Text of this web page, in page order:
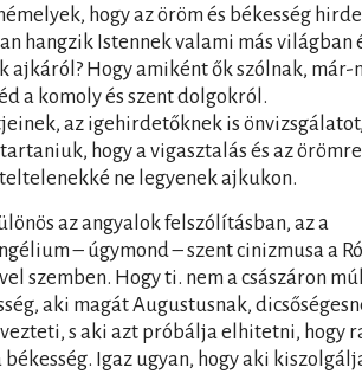
hogy az öröm és békesség
hangzik Istennek valami más világban
Hogy amiként ők szólnak, már-
a komoly és szent dolgokról.
az igehirdetőknek is
hogy a vigasztalás és az örömre
ne legyenek ajkukon.
az angyalok felszólításban, az a
– úgymond – szent cinizmusa a
szemben. Hogy ti. nem a császáron
aki magát Augustusnak,
s aki azt próbálja elhitetni, hogy
Igaz ugyan, hogy aki